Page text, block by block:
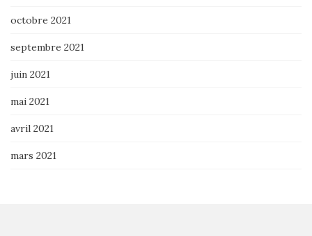
octobre 2021
septembre 2021
juin 2021
mai 2021
avril 2021
mars 2021